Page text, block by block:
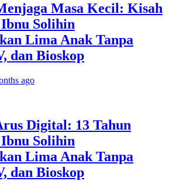
Masa Kecil: Kisah
Solihin
Lima Anak Tanpa
dan Bioskop
ago
Digital: 13 Tahun
Solihin
Lima Anak Tanpa
dan Bioskop